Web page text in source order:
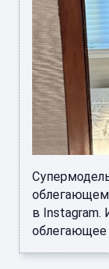
облегающем
в Instagram.
облегающее